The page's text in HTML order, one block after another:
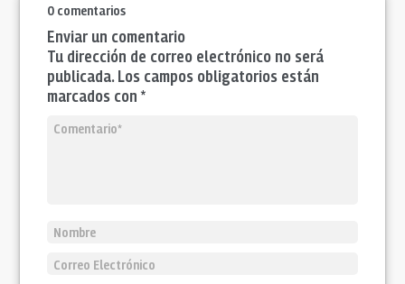
0 comentarios
Enviar un comentario
Tu dirección de correo electrónico no será
publicada. Los campos obligatorios están
marcados con *